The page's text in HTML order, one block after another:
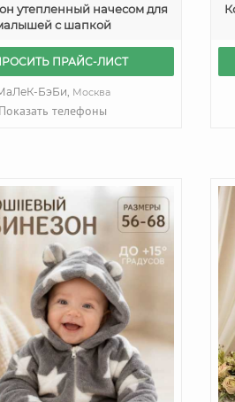
утепленный начесом для
с шапкой
ПРАЙС-ЛИСТ
БэБи, Москва
Показать телефоны